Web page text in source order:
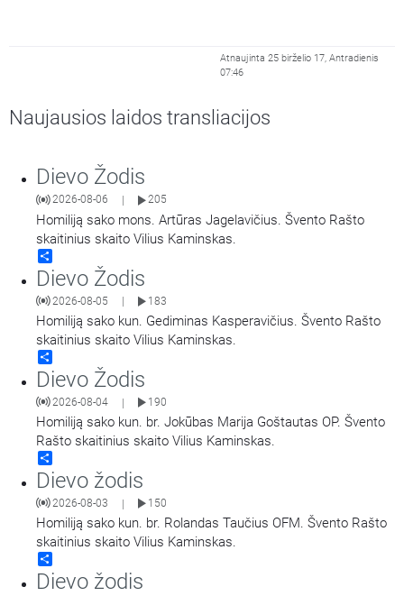
Atnaujinta 25 birželio 17, Antradienis
07:46
Naujausios laidos transliacijos
Dievo Žodis
2026-08-06 205
Homiliją sako mons. Artūras Jagelavičius. Švento Rašto
skaitinius skaito Vilius Kaminskas.
Dievo Žodis
2026-08-05 183
Homiliją sako kun. Gediminas Kasperavičius. Švento Rašto
skaitinius skaito Vilius Kaminskas.
Dievo Žodis
2026-08-04 | 190
Homiliją sako kun. br. Jokūbas Marija Goštautas OP. Švento
Rašto skaitinius skaito Vilius Kaminskas.
Dievo žodis
2026-08-03 | 150
Homiliją sako kun. br. Rolandas Taučius OFM. Švento Rašto
skaitinius skaito Vilius Kaminskas.
Dievo žodis